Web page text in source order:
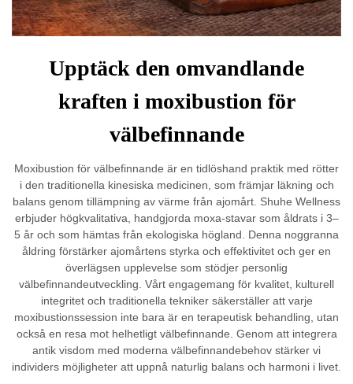
Upptäck den omvandlande
kraften i moxibustion för
välbefinnande
Moxibustion för välbefinnande är en tidlöshand praktik med rötter
i den traditionella kinesiska medicinen, som främjar läkning och
balans genom tillämpning av värme från ajomårt. Shuhe Wellness
erbjuder högkvalitativa, handgjorda moxa-stavar som åldrats i 3–
5 år och som hämtas från ekologiska högland. Denna noggranna
åldring förstärker ajomårtens styrka och effektivitet och ger en
överlägsen upplevelse som stödjer personlig
välbefinnandeutveckling. Vårt engagemang för kvalitet, kulturell
integritet och traditionella tekniker säkerställer att varje
moxibustionssession inte bara är en terapeutisk behandling, utan
också en resa mot helhetligt välbefinnande. Genom att integrera
antik visdom med moderna välbefinnandebehov stärker vi
individers möjligheter att uppnå naturlig balans och harmoni i livet.